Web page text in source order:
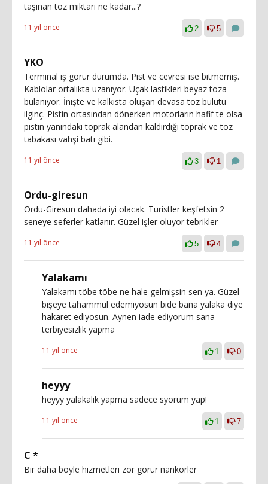
taşınan toz miktarı ne kadar...?
11 yıl önce 2 5
YKO
Terminal iş görür durumda. Pist ve cevresi ise bitmemiş.
Kablolar ortalıkta uzanıyor. Uçak lastikleri beyaz toza
bulanıyor. İnişte ve kalkista oluşan devasa toz bulutu
ilginç. Pistin ortasından dönerken motorların hafif te olsa
pistin yanındaki toprak alandan kaldırdığı toprak ve toz
tabakası vahşi batı gibi.
11 yıl önce 3 1
Ordu-giresun
Ordu-Giresun dahada iyi olacak. Turistler keşfetsin 2
seneye seferler katlanır. Güzel işler oluyor tebrikler
11 yıl önce 5 4
Yalakamı
Yalakamı töbe töbe ne hale gelmişsin sen ya. Güzel
bişeye tahammül edemiyosun bide bana yalaka diye
hakaret ediyosun. Aynen iade ediyorum sana
terbiyesizlik yapma
11 yıl önce 1 0
heyyy
heyyy yalakalık yapma sadece syorum yap!
11 yıl önce 1 7
C *
Bir daha böyle hizmetleri zor görür nankörler